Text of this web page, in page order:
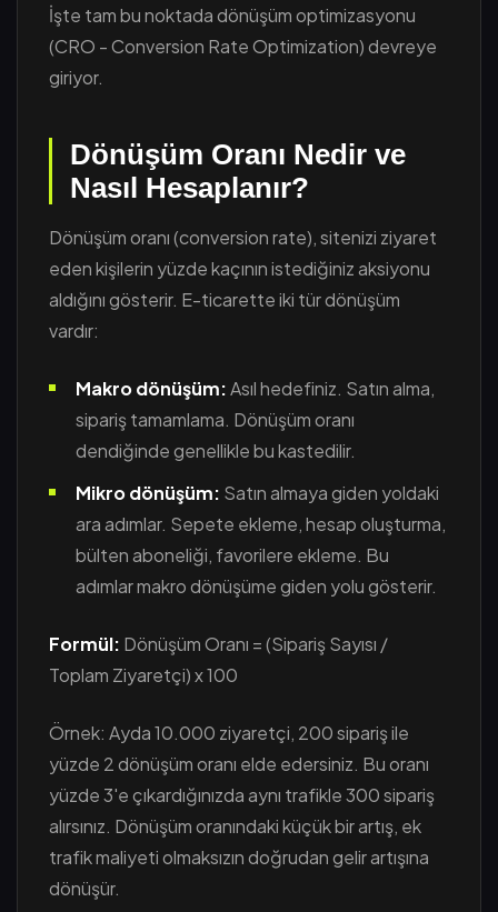
İşte tam bu noktada dönüşüm optimizasyonu
(CRO - Conversion Rate Optimization) devreye
giriyor.
Dönüşüm Oranı Nedir ve
Nasıl Hesaplanır?
Dönüşüm oranı (conversion rate), sitenizi ziyaret
eden kişilerin yüzde kaçının istediğiniz aksiyonu
aldığını gösterir. E-ticarette iki tür dönüşüm
vardır:
Makro dönüşüm:Asıl hedefiniz. Satın alma,
sipariş tamamlama. Dönüşüm oranı
dendiğinde genellikle bu kastedilir.
Mikro dönüşüm: Satın almaya giden yoldaki
ara adımlar. Sepete ekleme, hesap oluşturma,
bülten aboneliği, favorilere ekleme. Bu
adımlar makro dönüşüme giden yolu gösterir.
Formül: Dönüşüm Oranı = (Sipariş Sayısı /
Toplam Ziyaretçi) x 100
Örnek: Ayda 10.000 ziyaretçi, 200 sipariş ile
yüzde 2 dönüşüm oranı elde edersiniz. Bu oranı
yüzde 3'e çıkardığınızda aynı trafikle 300 sipariş
alırsınız. Dönüşüm oranındaki küçük bir artış, ek
trafik maliyeti olmaksızın doğrudan gelir artışına
dönüşür.